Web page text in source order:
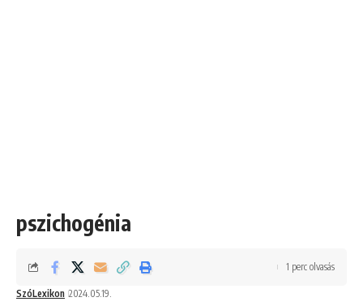
pszichogénia
SzóLexikon 2024.05.19.
1 perc olvasás